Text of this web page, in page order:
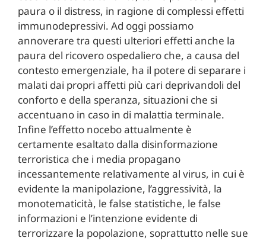
paura o il distress, in ragione di complessi effetti
immunodepressivi. Ad oggi possiamo
annoverare tra questi ulteriori effetti anche la
paura del ricovero ospedaliero che, a causa del
contesto emergenziale, ha il potere di separare i
malati dai propri affetti più cari deprivandoli del
conforto e della speranza, situazioni che si
accentuano in caso in di malattia terminale.
Infine l’effetto nocebo attualmente è
certamente esaltato dalla disinformazione
terroristica che i media propagano
incessantemente relativamente al virus, in cui è
evidente la manipolazione, l’aggressività, la
monotematicità, le false statistiche, le false
informazioni e l’intenzione evidente di
terrorizzare la popolazione, soprattutto nelle sue